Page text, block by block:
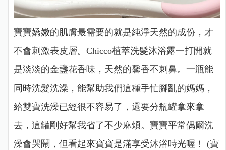
寶寶嬌嫩的肌膚最需要的就是純淨天然的成份，才
不會刺激表皮層。Chicco植萃洗髮沐浴露一打開就
是淡淡的金盞花香味，天然的馨香不刺鼻。一瓶能
同時洗髮洗澡，能幫助我們這種手忙腳亂的媽媽，
給雙寶洗澡已經很不容易了，還要分瓶罐拿來拿
去，這罐剛好幫我省了不少麻煩。寶寶平常偶爾洗
澡會哭鬧，但看起來寶寶是滿享受沐浴時光喔！
(寶